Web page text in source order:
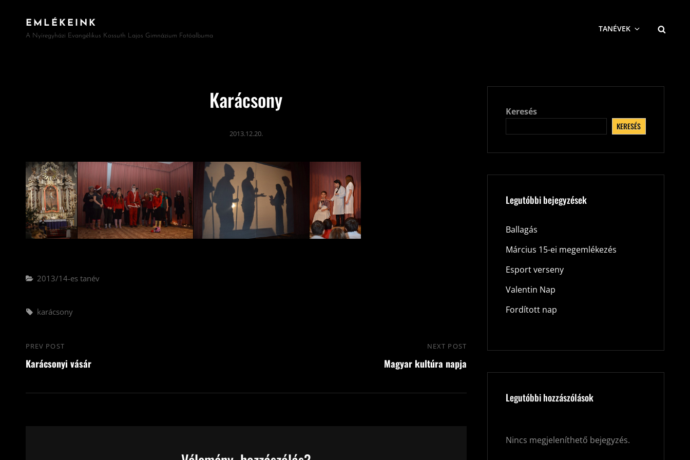
EMLÉKEINK
A Nyíregyházi Evangélikus Kossuth Lajos Gimnázium Fotóalbuma
TANÉVEK
Karácsony
2013.12.20.
Categories
2013/14-es tanév
Tags,
karácsony
Bejegyzés
navigáció
Previous
Post
PREV POST
Karácsonyi vásár
Next
Post
NEXT POST
Magyar kultúra napja
Keresés
KERESÉS
Legutóbbi bejegyzések
Ballagás
Március 15-ei megemlékezés
Esport verseny
Valentin Nap
Fordított nap
Legutóbbi hozzászólások
Nincs megjeleníthető bejegyzés.